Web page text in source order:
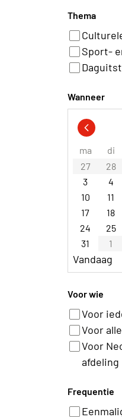
Thema
Sport-
Wanneer
ma di
27
28
3
4
10
11
17
18
24
25
31
1
Vandaag
Voor wie
Voor
Voor
Voor
afdeling
Frequentie